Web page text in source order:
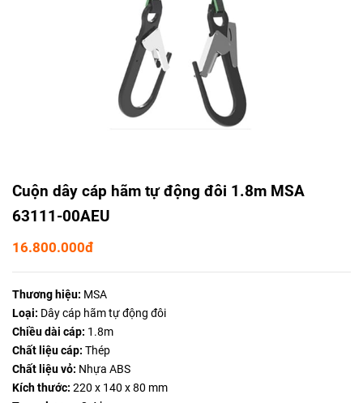
Cuộn dây cáp hãm tự động đôi 1.8m MSA
63111-00AEU
16.800.000đ
Thương hiệu: MSA
Loại: Dây cáp hãm tự động đôi
Chiều dài cáp: 1.8m
Chất liệu cáp: Thép
Chất liệu vỏ: Nhựa ABS
Kích thước: 220 x 140 x 80 mm